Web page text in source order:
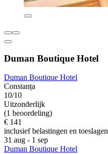
Duman Boutique Hotel
Duman Boutique Hotel
Constanța
10/10
Uitzonderlijk
(1 beoordeling)
€ 141
inclusief belastingen en toeslagen
31 aug - 1 sep
Duman Boutique Hotel